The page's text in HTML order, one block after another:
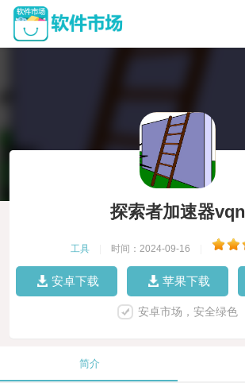
探索者加速器vqn
工具 时间：2024-09-16
安卓下载 苹果下载
安卓市场，安全绿色
简介